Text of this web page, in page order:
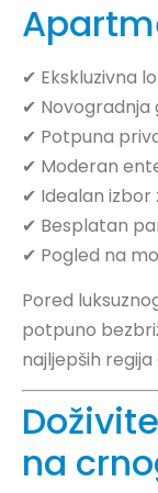
✔ Ekskluzivna
✔
✔ Potpuna
✔ Moderan
✔ Idealan
✔ Besplatan
✔ Pogled na
Pored
potpuno
najljepših
na